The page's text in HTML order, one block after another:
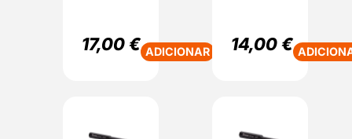
17,00€ ADICIONAR 14,00€